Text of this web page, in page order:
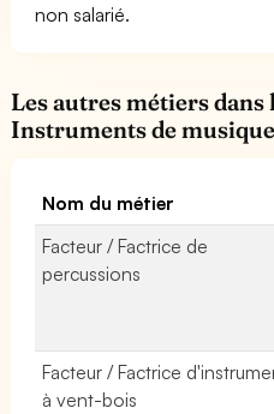
non salarié.
Les autres métiers
Instruments de musique
Nom du métier
Facteur / Factrice de
percussions
Facteur / Factrice
à vent-bois